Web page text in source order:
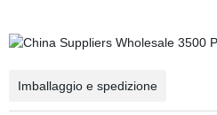
Imballaggio e spedizione